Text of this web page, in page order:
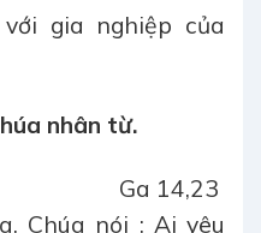
gia nghiệp của
nhân từ.
Ga 14,23
Chúa nói : Ai yêu